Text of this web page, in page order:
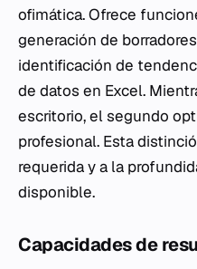
ofimática. Ofrece
generación de
identificación de
de datos en Excel.
escritorio, el segundo
profesional. Esta
requerida y a la
disponible.
Capacidades de